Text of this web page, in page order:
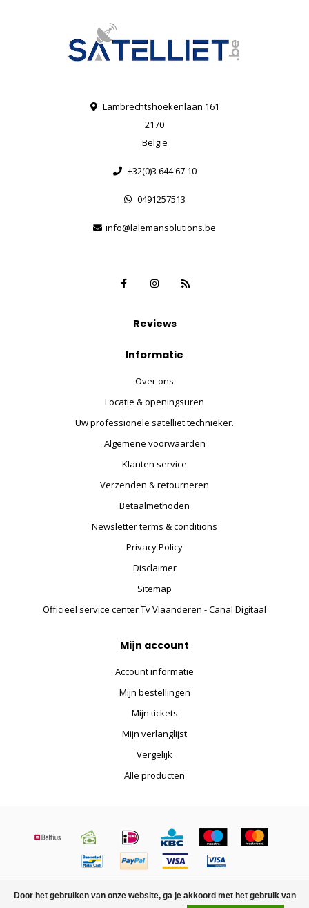
Door het gebruiken van onze website, ga je akkoord met het gebruik van
Lambrechtshoekenlaan 161
2170
België
+32(0)3 644 67 10
0491257513
info@lalemansolutions.be
Reviews
Informatie
Over ons
Locatie & openingsuren
Uw professionele satelliet technieker.
Algemene voorwaarden
Klanten service
Verzenden & retourneren
Betaalmethoden
Newsletter terms & conditions
Privacy Policy
Disclaimer
Sitemap
Officieel service center Tv Vlaanderen - Canal Digitaal
Mijn account
Account informatie
Mijn bestellingen
Mijn tickets
Mijn verlanglijst
Vergelijk
Alle producten
© Copyright 2026 Satelliet.be - Powered byLightspeed-Lightspeed